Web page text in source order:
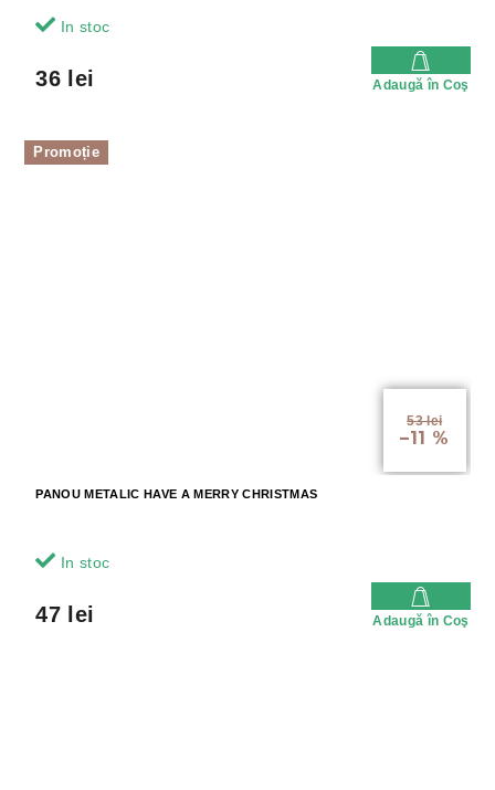
In stoc
36 lei Adaugă în Coş
Promoție
53 lei
–11 %
PANOU METALIC HAVE A MERRY CHRISTMAS
In stoc
47 lei Adaugă în Coş